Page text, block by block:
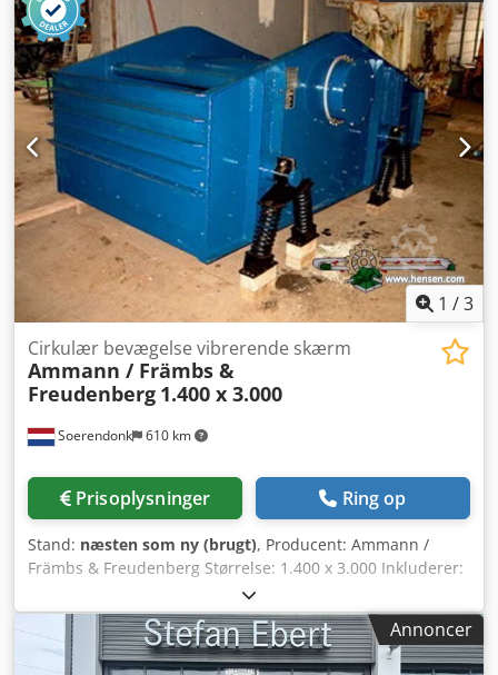
1 /3
Soerendonk 610 km
Cirkulær bevægelse vibrerende skærm
Ammann / Främbs &
Freudenberg 1.400 x 3.000
Prisoplysninger Ring op
Stand: næsten som ny (brugt), Producent: Ammann /
Främbs & Freudenberg Størrelse: 1.400 x 3.000 Inkluderer:
– Drift – Kardanaksler Dkjdsg Snutjpfx Agvor –
Federelementer Soldemaskinen er renoveret, sandblæst og
malet.
Annoncer